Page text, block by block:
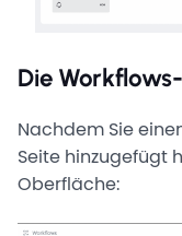
Die
Nachdem Sie
Seite hinzugefügt
Oberfläche: